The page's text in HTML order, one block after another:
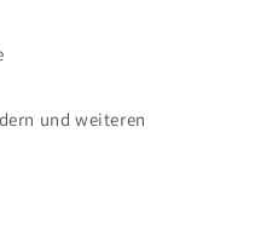
und weiteren